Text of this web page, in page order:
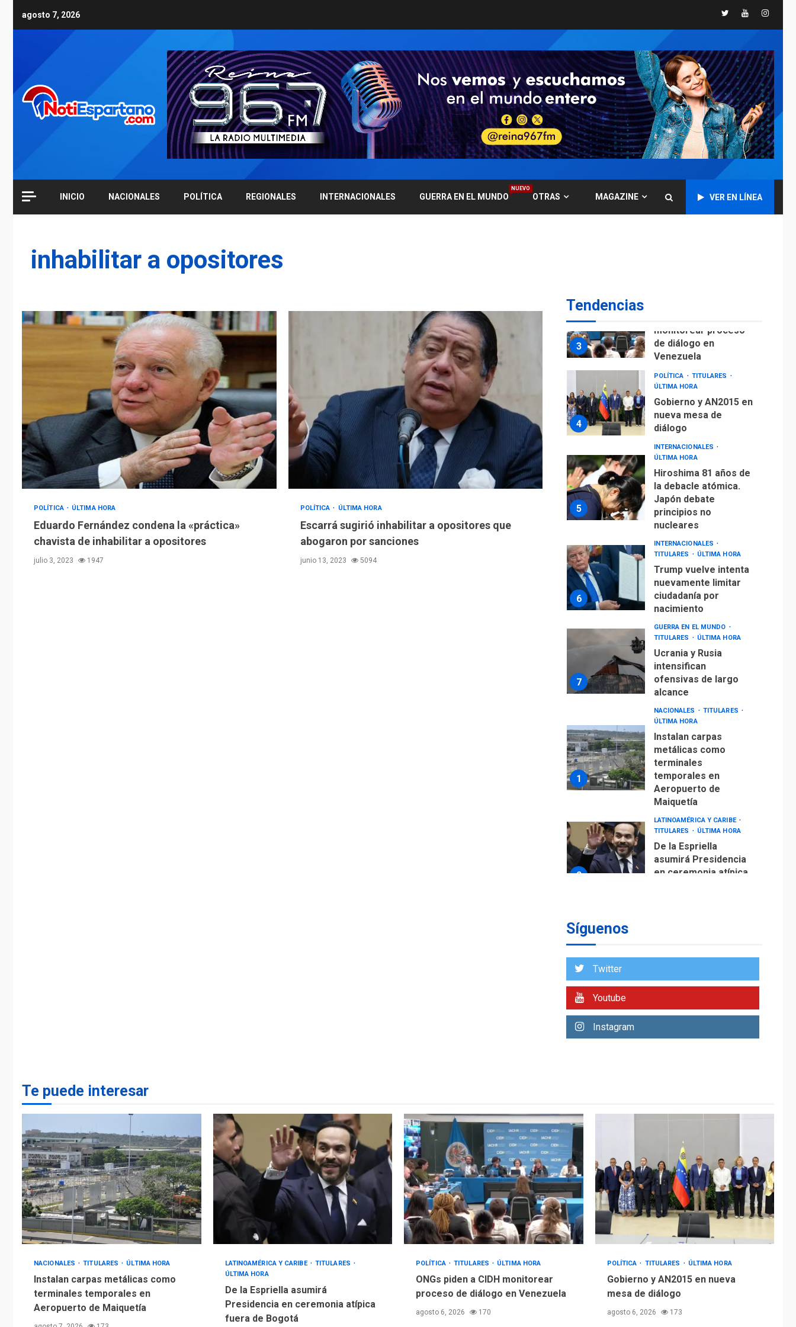
agosto 7, 2026 TwitterYoutube
INICIO NACIONALES POLÍTICA REGIONALES INTERNACIONALES GUERRA EN EL MUNDO
NUEVO
OTRAS MAGAZINE VER EN LÍNEA
inhabilitar a opositores
POLÍTICA ÚLTIMA HORA
Eduardo Fernández condena la «práctica»
chavista de inhabilitar a opositores
julio 3, 2023 1947
POLÍTICA ÚLTIMA HORA
Escarrá sugirió inhabilitar a opositores que
abogaron por sanciones
junio 13, 2023 5094
Tendencias
7
GUERRA EN EL MUNDO
Ucrania y Rusia
intensifican
ofensivas de largo
alcance
NACIONALES
TITULARES
ÚLTIMA HORA
Instalan carpas
metálicas como
terminales
Aeropuerto de
3
monitorear proceso
de diálogo en
Venezuela
4
POLÍTICA
TITULARES
ÚLTIMA HORA
Gobierno y AN2015 en
nueva mesa de
diálogo
5
INTERNACIONALES
ÚLTIMA HORA
Hiroshima 81 años de
la debacle atómica.
Japón debate
principios no
nucleares
6
INTERNACIONALES
TITULARES
ÚLTIMA HORA
Trump vuelve intenta
nuevamente limitar
ciudadanía por
nacimiento
7
GUERRA EN EL MUNDO
TITULARES
ÚLTIMA HORA
Ucrania y Rusia
intensifican
ofensivas de largo
alcance
1
NACIONALES
TITULARES
ÚLTIMA HORA
Instalan carpas
metálicas como
terminales
temporales en
Aeropuerto de
Maiquetía
2
LATINOAMÉRICA Y CARIBE
TITULARES
ÚLTIMA HORA
De la Espriella
asumirá Presidencia
en ceremonia atípica
3
de diálogo en
4
POLÍTICA
TITULARES
Gobierno y AN2015 en
diálogo
5
Japón debate
Síguenos
Twitter
Youtube
Instagram
Te puede interesar
NACIONALES TITULARES ÚLTIMA HORA
Instalan carpas metálicas como
terminales temporales en
Aeropuerto de Maiquetía
LATINOAMÉRICA Y CARIBE
TITULARES
ÚLTIMA HORA
De la Espriella asumirá
Presidencia en ceremonia atípica
fuera de Bogotá
POLÍTICA TITULARES ÚLTIMA HORA
ONGs piden a CIDH monitorear
proceso de diálogo en Venezuela
agosto 6, 2026 170
POLÍTICA TITULARES ÚLTIMA HORA
Gobierno y AN2015 en nueva
mesa de diálogo
agosto 6, 2026 173